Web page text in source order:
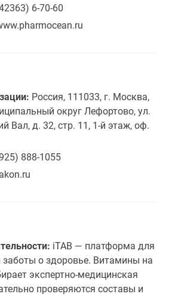
6-70-60
Россия, 111033, г. Москва,
округ Лефортово, ул.
Вал, д. 32, стр. 11, 1-й этаж, оф.
888-1055
iTAB — платформа для
заботы о здоровье. Витамины на
экспертно-медицинская
проверяются составы и